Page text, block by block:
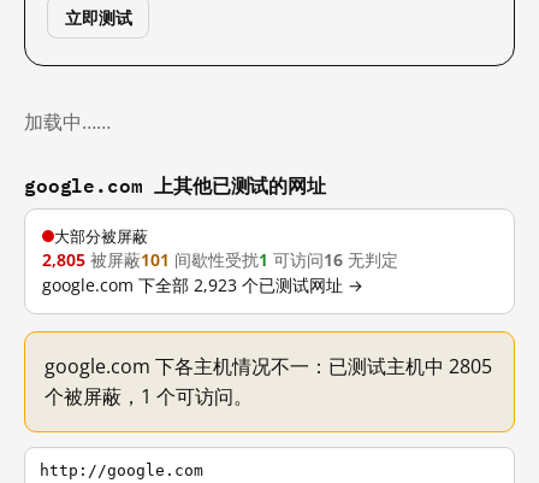
立即测试
加载中……
google.com 上其他已测试的网址
大部分被屏蔽
2,805 被屏蔽101 间歇性受扰1 可访问16 无判定
google.com 下全部 2,923 个已测试网址 →
google.com 下各主机情况不一：已测试主机中 2805
个被屏蔽，1 个可访问。
http://google.com